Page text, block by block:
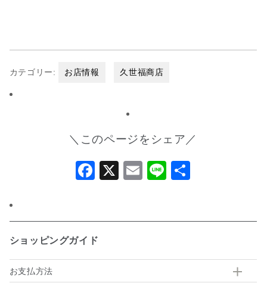
カテゴリー: お店情報 久世福商店
＼このページをシェア／
Facebook
X Email
Line
ショッピングガイド
お支払方法